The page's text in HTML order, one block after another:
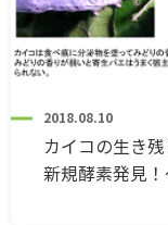
2018.08.10
カイコの生き
新規酵素発見！